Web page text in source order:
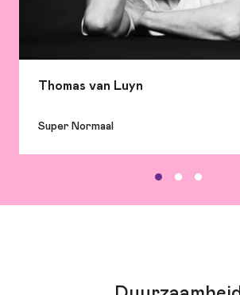
Thomas van Luyn
Super Normaal